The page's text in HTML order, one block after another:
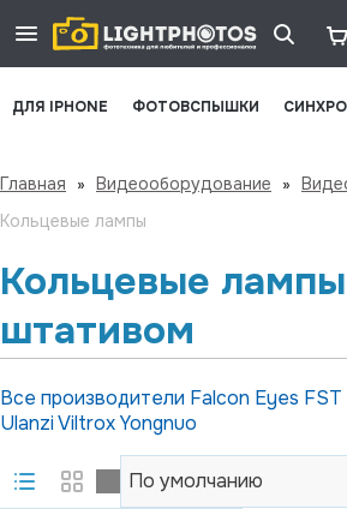
ДЛЯ IPHONE ФОТОВСПЫШКИ
Главная » Видеооборудование »
Кольцевые лампы
Кольцевые
штативом
Все производители Falcon Eyes FST
UlanziViltroxYongnuo